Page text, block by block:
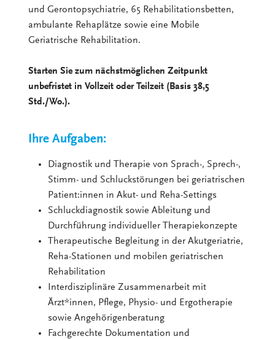
und Gerontopsychiatrie, 65 Rehabilitationsbetten,
ambulante Rehaplätze sowie eine Mobile
Geriatrische Rehabilitation.
Starten Sie zum nächstmöglichen Zeitpunkt
unbefristet in Vollzeit oder Teilzeit (Basis 38,5
Std./Wo.).
Ihre Aufgaben:
Diagnostik und Therapie von Sprach-, Sprech-,
Stimm- und Schluckstörungen bei geriatrischen
Patient:innen in Akut- und Reha-Settings
Schluckdiagnostik sowie Ableitung und
Durchführung individueller Therapiekonzepte
Therapeutische Begleitung in der Akutgeriatrie,
Reha-Stationen und mobilen geriatrischen
Rehabilitation
Interdisziplinäre Zusammenarbeit mit
Ärzt*innen, Pflege, Physio- und Ergotherapie
sowie Angehörigenberatung
Fachgerechte Dokumentation und